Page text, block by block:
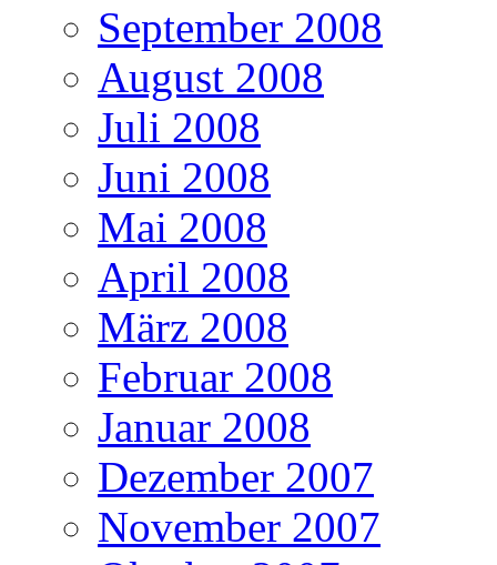
September 2008
August 2008
Juli 2008
Juni 2008
Mai 2008
April 2008
März 2008
Februar 2008
Januar 2008
Dezember 2007
November 2007